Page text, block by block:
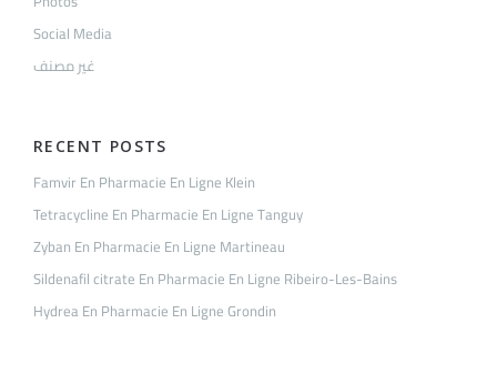
Social Media
غير مصنف
RECENT POSTS
Famvir En Pharmacie En Ligne Klein
Tetracycline En Pharmacie En Ligne Tanguy
Zyban En Pharmacie En Ligne Martineau
Sildenafil citrate En Pharmacie En Ligne Ribeiro-Les-Bains
Hydrea En Pharmacie En Ligne Grondin